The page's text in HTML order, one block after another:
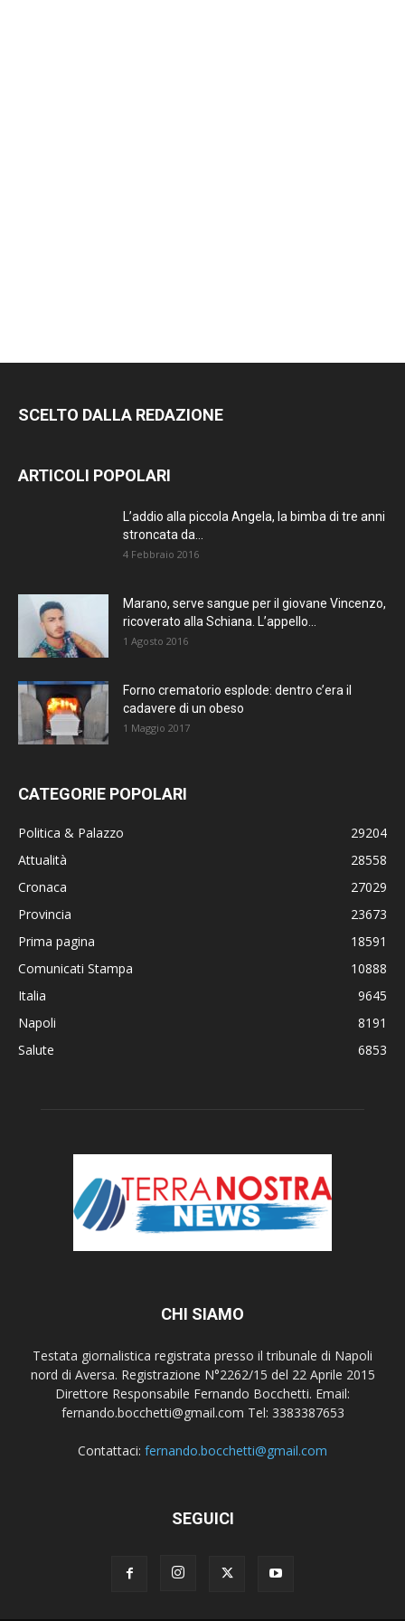
SCELTO DALLA REDAZIONE
ARTICOLI POPOLARI
L’addio alla piccola Angela, la bimba di tre anni
stroncata da...
4 Febbraio 2016
Marano, serve sangue per il giovane Vincenzo,
ricoverato alla Schiana. L’appello...
1 Agosto 2016
Forno crematorio esplode: dentro c’era il
cadavere di un obeso
1 Maggio 2017
CATEGORIE POPOLARI
Politica & Palazzo
29204
Attualità
28558
Cronaca
27029
Provincia
23673
Prima pagina
18591
Comunicati Stampa
10888
Italia
9645
Napoli
8191
Salute
6853
CHI SIAMO
Testata giornalistica registrata presso il tribunale di Napoli
nord di Aversa. Registrazione N°2262/15 del 22 Aprile 2015
Direttore Responsabile Fernando Bocchetti. Email:
fernando.bocchetti@gmail.com Tel: 3383387653
Contattaci: fernando.bocchetti@gmail.com
SEGUICI